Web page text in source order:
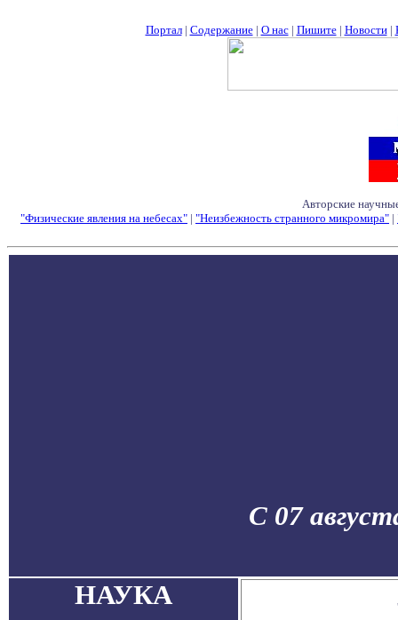
Портал| Содержание| О нас| Пишите| Новости|
Авторские
"Физические явления на небесах" | "Неизбежность странного микромира" |
С 07
НАУКА